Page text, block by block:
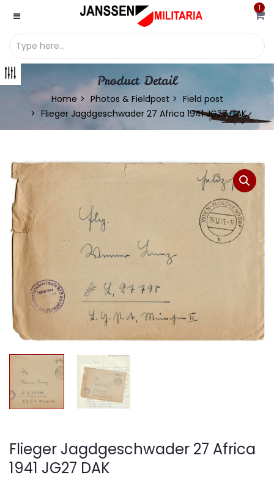
1
Product Detail
Home Photos & Fieldpost
Field post
Flieger Jagdgeschwader 27 Africa 1941 JG27 DAK
Flieger Jagdgeschwader 27 Africa
1941 JG27 DAK